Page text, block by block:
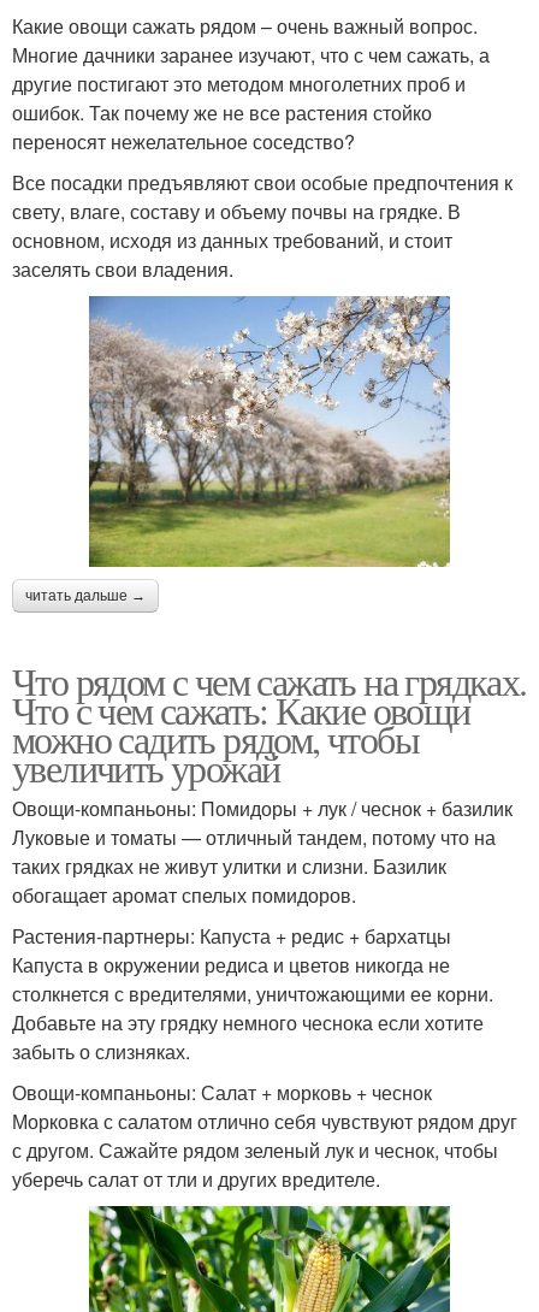
Какие овощи сажать рядом – очень важный вопрос.
Многие дачники заранее изучают, что с чем сажать, а
другие постигают это методом многолетних проб и
ошибок. Так почему же не все растения стойко
переносят нежелательное соседство?
Все посадки предъявляют свои особые предпочтения к
свету, влаге, составу и объему почвы на грядке. В
основном, исходя из данных требований, и стоит
заселять свои владения.
читать дальше →
Что рядом с чем сажать на грядках.
Что с чем сажать: Какие овощи
можно садить рядом, чтобы
увеличить урожай
Овощи-компаньоны: Помидоры + лук / чеснок + базилик
Луковые и томаты — отличный тандем, потому что на
таких грядках не живут улитки и слизни. Базилик
обогащает аромат спелых помидоров.
Растения-партнеры: Капуста + редис + бархатцы
Капуста в окружении редиса и цветов никогда не
столкнется с вредителями, уничтожающими ее корни.
Добавьте на эту грядку немного чеснока если хотите
забыть о слизняках.
Овощи-компаньоны: Салат + морковь + чеснок
Морковка с салатом отлично себя чувствуют рядом друг
с другом. Сажайте рядом зеленый лук и чеснок, чтобы
уберечь салат от тли и других вредителе.